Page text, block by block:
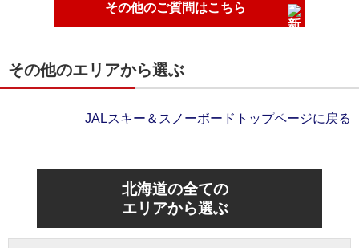
その他のご質問はこちら
その他のエリアから選ぶ
JALスキー＆スノーボードトップページに戻る
北海道の全ての
エリアから選ぶ